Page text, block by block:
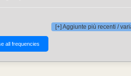
[+] Aggiunte più recenti /